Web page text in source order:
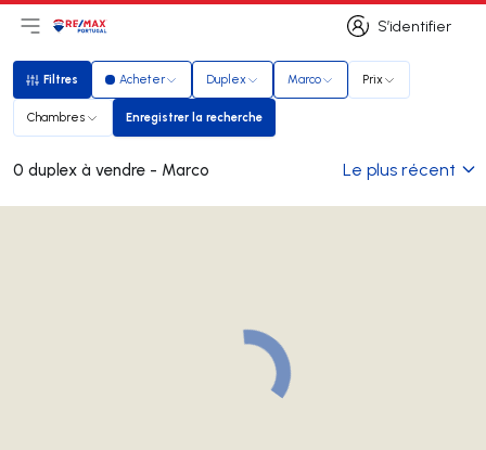
S’identifier
S’identifier
Ouvrir le menu principal
LogoAller à la page d’accueil
Filtres
Filtres Acheter Duplex Marco Prix
Chambres Enregistrer la recherche
Enregistrer la recherche
0 duplex à vendre - Marco Le plus récent